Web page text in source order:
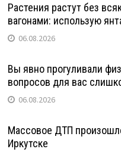
Растения растут без
вагонами: использую
06.08.2026
Вы явно прогуливали
вопросов для вас
06.08.2026
Массовое ДТП
Иркутске